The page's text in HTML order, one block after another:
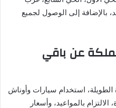
بالإضافة إلى الوصول لجميع
عن باقي
الطويلة، استخدام سيارات وأوناش
بالمواعيد، وأسعار